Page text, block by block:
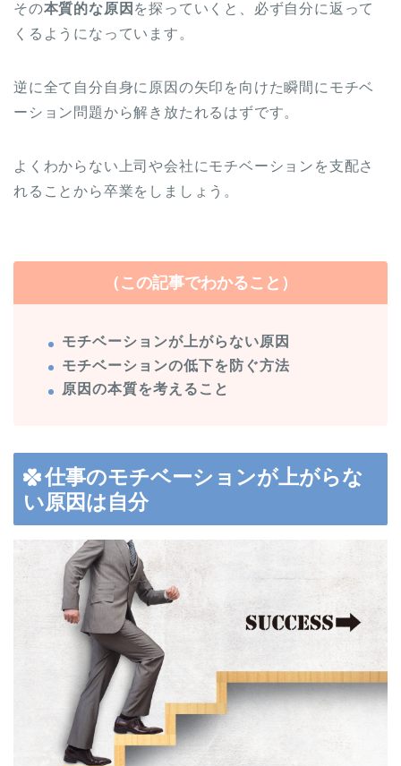
その本質的な原因 を探っていくと、必ず自分に返って
くるようになっています。
逆に全て自分自身に原因の矢印を向けた瞬間にモチベ
ーション問題から解き放たれるはずです。
よくわからない上司や会社にモチベーションを支配さ
れることから卒業をしましょう。
（この記事でわかること）
モチベーションが上がらない原因
モチベーションの低下を防ぐ方法
原因の本質を考えること
仕事のモチベーションが上がらな
い原因は自分